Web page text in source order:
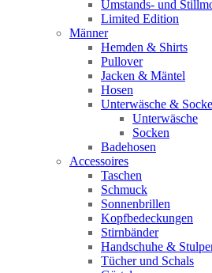
Umstands- und
Limited Edition
Männer
Hemden & Shirts
Pullover
Jacken & Mäntel
Hosen
Unterwäsche &
Unterwäsche
Socken
Badehosen
Accessoires
Taschen
Schmuck
Sonnenbrillen
Kopfbedeckungen
Stirnbänder
Handschuhe &
Tücher und Schals